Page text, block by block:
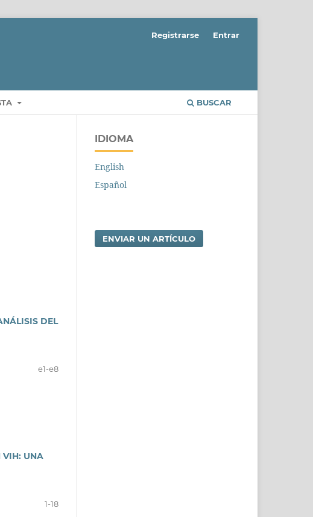
BUSCAR
Registrarse Entrar
DEL
e1-e8
VIH: UNA
1-18
IDIOMA
English
Español
ENVIAR UN ARTÍCULO